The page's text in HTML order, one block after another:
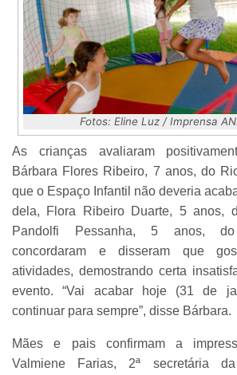
Fotos: Eline Luz / Imprensa
As crianças avaliaram
Bárbara Flores Ribeiro, 7 anos, do
que o Espaço Infantil não deveria
dela, Flora Ribeiro Duarte, 5 anos,
Pandolfi Pessanha, 5 anos,
concordaram e disseram que
atividades, demostrando certa
evento. “Vai acabar hoje (31 de
continuar para sempre”, disse Bárbara.
Mães e pais confirmam a
Valmiene Farias, 2ª secretária